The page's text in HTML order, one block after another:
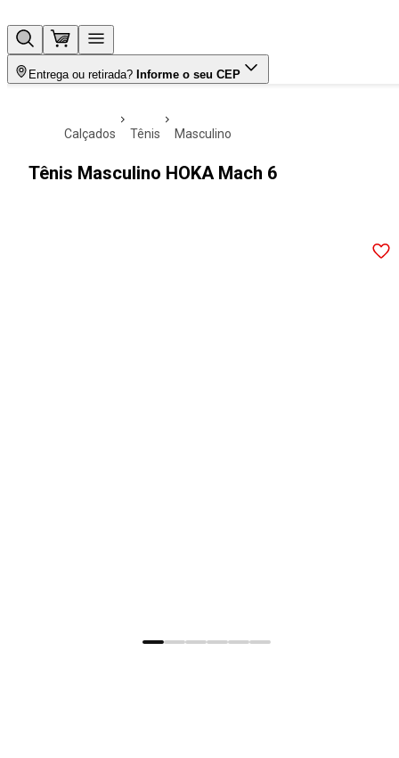
Entrega ou retirada? Informe o seu CEP
calçados tênis masculino
Tênis Masculino HOKA Mach 6